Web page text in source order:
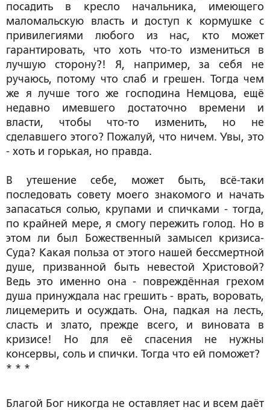
посадить в кресло начальника, имеющего
маломальскую власть и доступ к кормушке с
привилегиями любого из нас, кто может
гарантировать, что хоть что-то измениться в
лучшую сторону?! Я, например, за себя не
ручаюсь, потому что слаб и грешен. Тогда чем
же я лучше того же господина Немцова, ещё
недавно имевшего достаточно времени и
власти, чтобы что-то изменить, но не
сделавшего этого? Пожалуй, что ничем. Увы, это
- хоть и горькая, но правда.
В утешение себе, может быть, всё-таки
последовать совету моего знакомого и начать
запасаться солью, крупами и спичками - тогда,
по крайней мере, я смогу пережить голод. Но в
этом ли был Божественный замысел кризиса-
Суда? Какая польза от этого нашей бессмертной
душе, призванной быть невестой Христовой?
Ведь это именно она - повреждённая грехом
душа принуждала нас грешить - врать, воровать,
лицемерить и осуждать. Она, падкая на лесть,
сласть и злато, прежде всего, и виновата в
кризисе! Но для её спасения не нужны
консервы, соль и спички. Тогда что ей поможет?
* * *
Благой Бог никогда не оставляет нас и всем даёт